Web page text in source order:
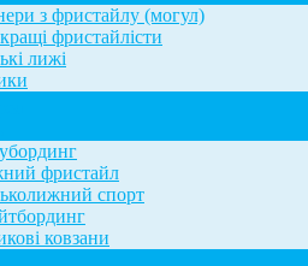
з фристайлу (могул)
фристайлісти
лижі
фристайл
спорт
ковзани